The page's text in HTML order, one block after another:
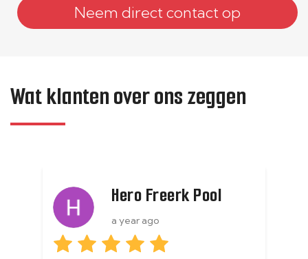
Neem direct contact op
Wat klanten over ons zeggen
Hero Freerk Pool
a year ago